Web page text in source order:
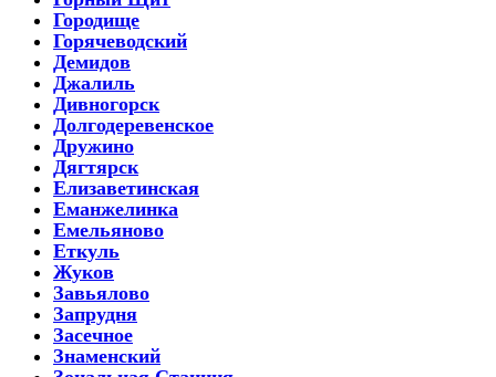
Городище
Горячеводский
Демидов
Джалиль
Дивногорск
Долгодеревенское
Дружино
Дягтярск
Елизаветинская
Еманжелинка
Емельяново
Еткуль
Жуков
Завьялово
Запрудня
Засечное
Знаменский